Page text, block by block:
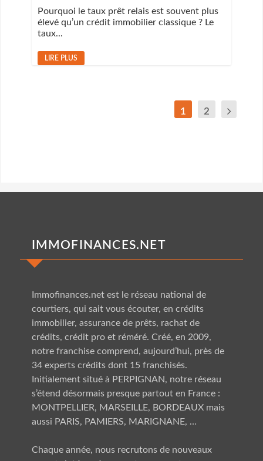
Pourquoi le taux prêt relais est souvent plus
élevé qu’un crédit immobilier classique ? Le
taux...
LIRE PLUS
1 2
IMMOFINANCES.NET
Immofinances.net est le réseau national de
courtiers, qui sait vous écouter, en crédits
immobilier, assurance de prêts, rachat de
crédits, crédit pro et réméré. Créé, en 2009,
notre franchise comprend, aujourd’hui, près de
34 experts crédits dont 15 franchisés.
Initialement situé à PERPIGNAN, notre réseau
s’étend désormais presque partout en France :
MONTPELLIER, MARSEILLE, BORDEAUXmais
aussi PARIS, PAMIERS, MARIGNANE, …
Chaque année, nous recrutons de nouveaux